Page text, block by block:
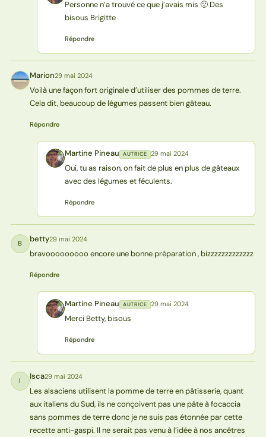
Personne n’a trouvé ce que j’avais mis 🙂 Des
bisous Brigitte
Répondre
M Marion29 mai 2024
Voilà une façon fort originale d’utiliser des pommes de terre.
Cela dit, beaucoup de légumes passent bien gâteau.
Répondre
MP Martine Pineau AUTRICE 29 mai 2024
Oui, tu as raison, on fait de plus en plus de gâteaux
avec des légumes et féculents.
Répondre
B betty29 mai 2024
bravooooooooo encore une bonne préparation , bizzzzzzzzzzzzz
Répondre
MP Martine Pineau AUTRICE 29 mai 2024
Merci Betty, bisous
Répondre
I Isca29 mai 2024
Les alsaciens utilisent la pomme de terre en pâtisserie, quant
aux italiens du Sud, ils ne conçoivent pas une pâte à focaccia
sans pommes de terre donc je ne suis pas étonnée par cette
recette anti-gaspi. Il ne serait pas venu à l’idée à nos ancêtres